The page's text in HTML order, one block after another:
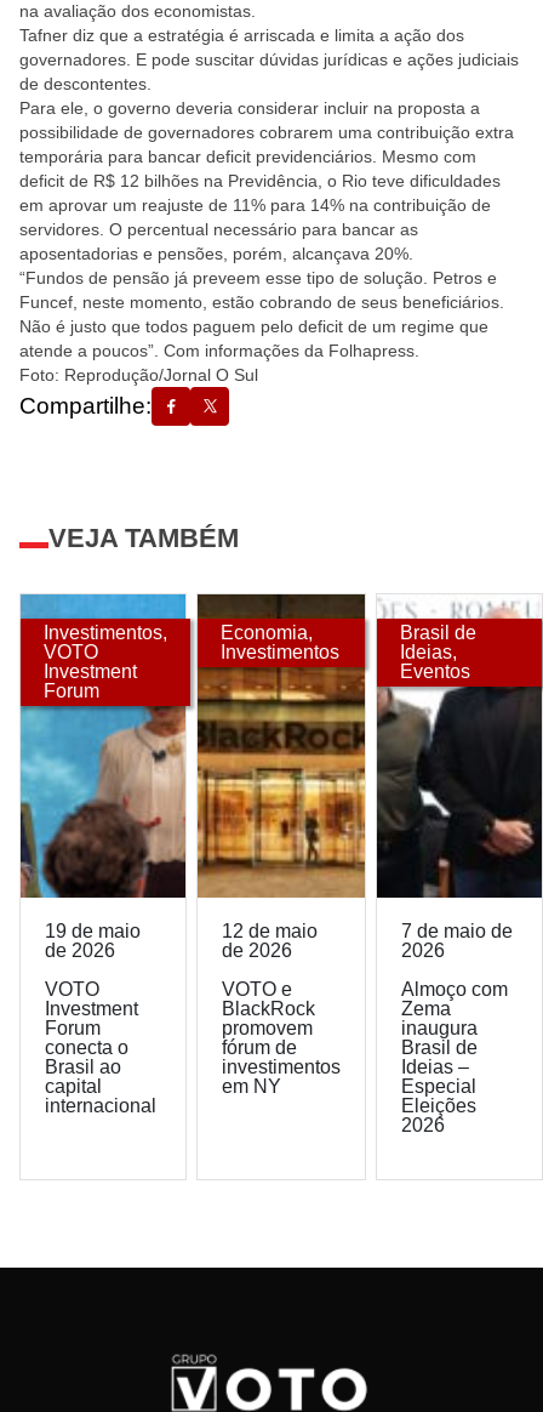
na avaliação dos economistas.
Tafner diz que a estratégia é arriscada e limita a ação dos
governadores. E pode suscitar dúvidas jurídicas e ações judiciais
de descontentes.
Para ele, o governo deveria considerar incluir na proposta a
possibilidade de governadores cobrarem uma contribuição extra
temporária para bancar deficit previdenciários. Mesmo com
deficit de R$ 12 bilhões na Previdência, o Rio teve dificuldades
em aprovar um reajuste de 11% para 14% na contribuição de
servidores. O percentual necessário para bancar as
aposentadorias e pensões, porém, alcançava 20%.
“Fundos de pensão já preveem esse tipo de solução. Petros e
Funcef, neste momento, estão cobrando de seus beneficiários.
Não é justo que todos paguem pelo deficit de um regime que
atende a poucos”. Com informações da Folhapress.
Foto: Reprodução/Jornal O Sul
Compartilhe:
VEJA TAMBÉM
Investimentos,
VOTO
Investment
Forum
19 de maio
de 2026
VOTO
Investment
Forum
conecta o
Brasil ao
capital
internacional
Economia,
Investimentos
12 de maio
de 2026
VOTO e
BlackRock
promovem
fórum de
investimentos
em NY
Brasil de
Ideias,
Eventos
7 de maio de
2026
Almoço com
Zema
inaugura
Brasil de
Ideias –
Especial
Eleições
2026